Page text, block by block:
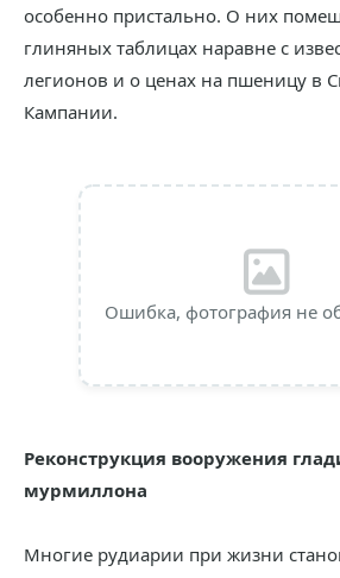
особенно пристально. О них
глиняных таблицах наравне с
легионов и о ценах на пшеницу в
Кампании.
Ошибка, фотография не
Реконструкция вооружения
мурмиллона
Многие рудиарии при жизни